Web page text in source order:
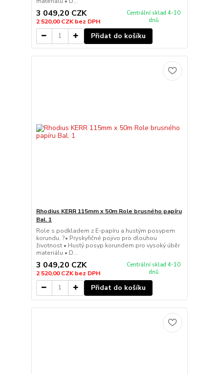
3 049,20 CZK
2 520,00 CZKbez DPH
Centrální sklad 4-10
dnů
Přidat do košíku
Rhodius KERR 115mm x 50m Role brusného papíru
Bal. 1
Role s podkladem z E-papíru a hustým posypem
korundu. ?• Pryskyřičné pojivo pro dlouhou
životnost • Hustý posyp korundem pro vysoký úběr
materiálu • D...
3 049,20 CZK
2 520,00 CZKbez DPH
Centrální sklad 4-10
dnů
Přidat do košíku